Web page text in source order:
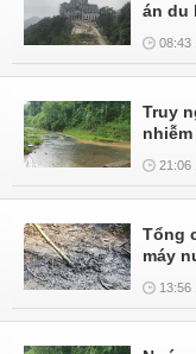
án du
08:43
Truy
21:06
Tổng
máy
13:56